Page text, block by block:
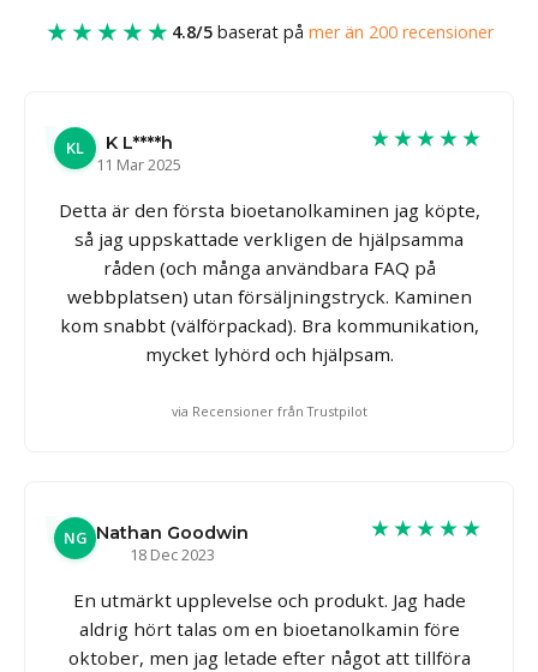
★★★★★ 4.8/5baserat på mer än 200 recensioner
KL
K L****h
11 Mar 2025
★★★★★
Detta är den första bioetanolkaminen jag köpte,
så jag uppskattade verkligen de hjälpsamma
råden (och många användbara FAQ på
webbplatsen) utan försäljningstryck. Kaminen
kom snabbt (välförpackad). Bra kommunikation,
mycket lyhörd och hjälpsam.
via Recensioner från Trustpilot
NG Nathan Goodwin
18 Dec 2023
★★★★★
En utmärkt upplevelse och produkt. Jag hade
aldrig hört talas om en bioetanolkamin före
oktober, men jag letade efter något att tillföra